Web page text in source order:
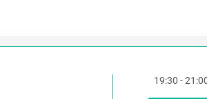
19:30 -